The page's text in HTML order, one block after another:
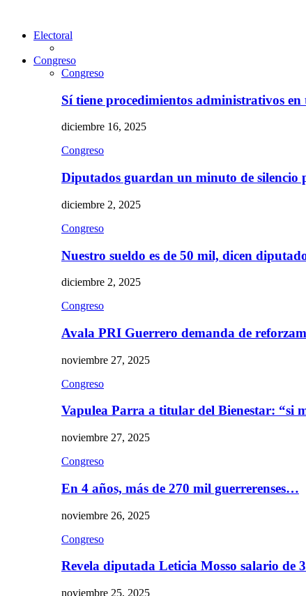
Electoral
Congreso
Congreso
Sí tiene procedimientos administrativos
diciembre 16, 2025
Congreso
Diputados guardan un minuto de
diciembre 2, 2025
Congreso
Nuestro sueldo es de 50 mil, dicen
diciembre 2, 2025
Congreso
Avala PRI Guerrero demanda de
noviembre 27, 2025
Congreso
Vapulea Parra a titular del Bienestar: “si
noviembre 27, 2025
Congreso
En 4 años, más de 270 mil guerrerenses…
noviembre 26, 2025
Congreso
Revela diputada Leticia Mosso salario de
noviembre 25, 2025